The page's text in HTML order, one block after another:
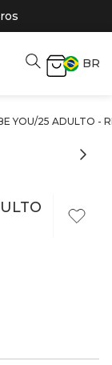
BR
YOU/25 ADULTO -